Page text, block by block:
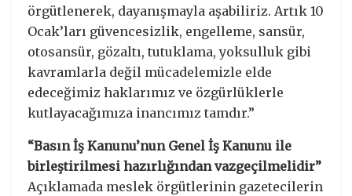
örgütlenerek, dayanışmayla aşabiliriz. Artık 10
Ocak’ları güvencesizlik, engelleme, sansür,
otosansür, gözaltı, tutuklama, yoksulluk gibi
kavramlarla değil mücadelemizle elde
edeceğimiz haklarımız ve özgürlüklerle
kutlayacağımıza inancımız tamdır.”
“Basın İş Kanunu’nun Genel İş Kanunu ile
birleştirilmesi hazırlığından vazgeçilmelidir”
Açıklamada meslek örgütlerinin gazetecilerin